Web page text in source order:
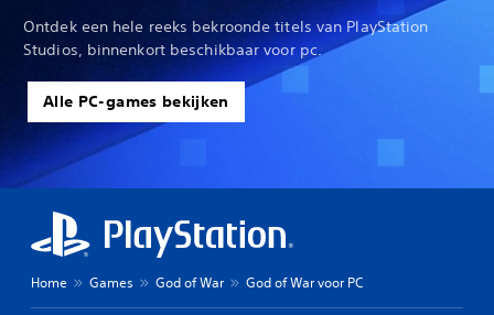
Ontdek een hele reeks bekroonde titels van PlayStation
Studios, binnenkort beschikbaar voor pc.
Alle PC-games bekijken
Home Games God of War God of War voor PC